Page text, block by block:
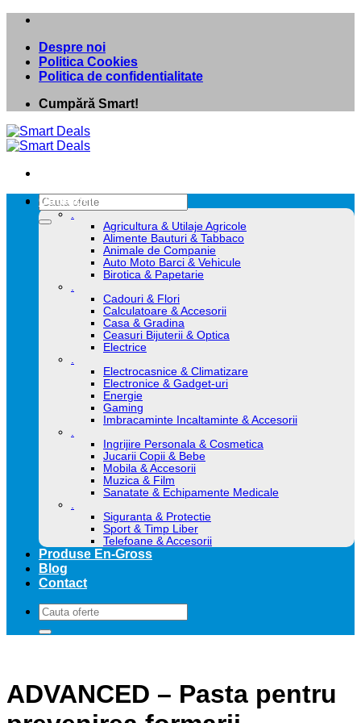
Skip
contentDespre noi
Politica Cookies
Politica de confidentialitate
Cumpără Smart!
Caută
după:
Categorii
.
Agricultura & Utilaje Agricole
Alimente Bauturi & Tabbaco
Animale de Companie
Auto Moto Barci & Vehicule
Birotica & Papetarie
.
Cadouri & Flori
Calculatoare & Accesorii
Casa & Gradina
Ceasuri Bijuterii & Optica
Electrice
.
Electrocasnice & Climatizare
Electronice & Gadget-uri
Energie
Gaming
Imbracaminte Incaltaminte & Accesorii
.
Ingrijire Personala & Cosmetica
Jucarii Copii & Bebe
Mobila & Accesorii
Muzica & Film
Sanatate & Echipamente Medicale
.
Siguranta & Protectie
Sport & Timp Liber
Telefoane & Accesorii
Produse En-Gross
Blog
Contact
Caută
după:
ADVANCED – Pasta pentru